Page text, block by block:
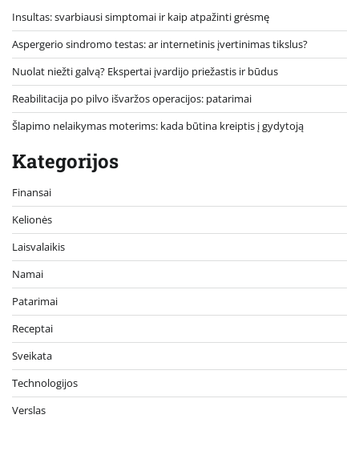
Insultas: svarbiausi simptomai ir kaip atpažinti grėsmę
Aspergerio sindromo testas: ar internetinis įvertinimas tikslus?
Nuolat niežti galvą? Ekspertai įvardijo priežastis ir būdus
Reabilitacija po pilvo išvaržos operacijos: patarimai
Šlapimo nelaikymas moterims: kada būtina kreiptis į gydytoją
Kategorijos
Finansai
Kelionės
Laisvalaikis
Namai
Patarimai
Receptai
Sveikata
Technologijos
Verslas